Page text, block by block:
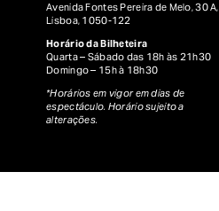
Avenida Fontes Pereira de Melo, 30 A,
Lisboa, 1050-122
Horário da Bilheteira
Quarta – Sábado das 18h às 21h30
Domingo – 15h à 18h30
*Horários em vigor em dias de
espectáculo. Horário sujeito a
alterações.